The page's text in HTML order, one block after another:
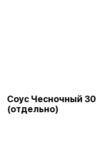
Соус Чесночный 30
(отдельно)